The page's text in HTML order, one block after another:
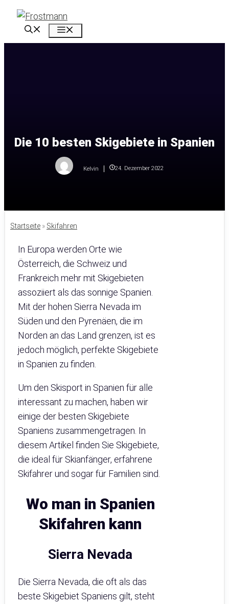
Zum
Inhalt
Die 10 besten Skigebiete in Spanien
Kelvin 24. Dezember 2022
Startseite » Skifahren
In Europa werden Orte wie
Österreich, die Schweiz und
Frankreich mehr mit Skigebieten
assoziiert als das sonnige Spanien.
Mit der hohen Sierra Nevada im
Süden und den Pyrenäen, die im
Norden an das Land grenzen, ist es
jedoch möglich, perfekte Skigebiete
in Spanien zu finden.
Um den Skisport in Spanien für alle
interessant zu machen, haben wir
einige der besten Skigebiete
Spaniens zusammengetragen. In
diesem Artikel finden Sie Skigebiete,
die ideal für Skianfänger, erfahrene
Skifahrer und sogar für Familien sind.
Wo man in Spanien
Skifahren kann
Sierra Nevada
Die Sierra Nevada, die oft als das
beste Skigebiet Spaniens gilt, steht